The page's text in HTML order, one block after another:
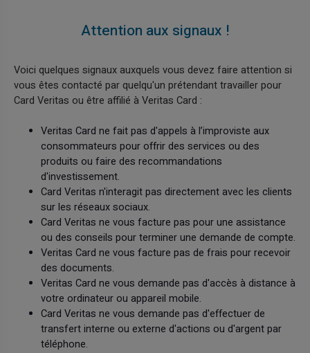
Attention aux signaux !
Voici quelques signaux auxquels vous devez faire attention si
vous êtes contacté par quelqu'un prétendant travailler pour
Card Veritas ou être affilié à Veritas Card :
Veritas Card ne fait pas d'appels à l’improviste aux
consommateurs pour offrir des services ou des
produits ou faire des recommandations
d'investissement.
Card Veritas n'interagit pas directement avec les clients
sur les réseaux sociaux.
Card Veritas ne vous facture pas pour une assistance
ou des conseils pour terminer une demande de compte.
Veritas Card ne vous facture pas de frais pour recevoir
des documents.
Veritas Card ne vous demande pas d'accès à distance à
votre ordinateur ou appareil mobile.
Card Veritas ne vous demande pas d'effectuer de
transfert interne ou externe d'actions ou d'argent par
téléphone.